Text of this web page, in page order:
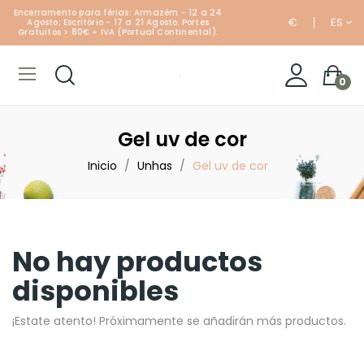
Encerramento para férias: Armazém - 12 a 24
Agosto; Escritório - 17 a 21 Agosto. Portes
Gratuitos > 80€ + IVA (Portual Continental).
€ ES
0
Gel uv de cor
Inicio Unhas Gel uv de cor
No hay productos
disponibles
¡Estate atento! Próximamente se añadirán más productos.